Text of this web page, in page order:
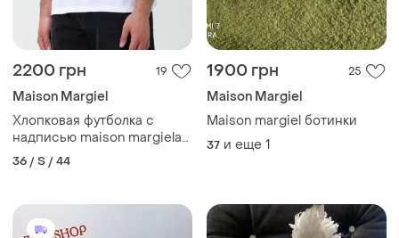
2200 грн 19
Maison Margiel
Хлопковая футболка с
надписью maison margiela
paris 💜💗💜
36 / S / 44
1900 грн 25
Maison Margiel
Maison margiel ботинки
37 и еще 1